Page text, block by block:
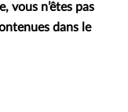
vous n’êtes pas
dans le